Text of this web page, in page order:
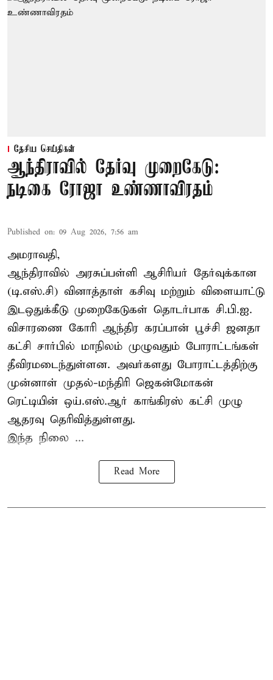
தேசிய செய்திகள்
ஆந்திராவில் தேர்வு முறைகேடு:
நடிகை ரோஜா உண்ணாவிரதம்
Published on: 09 Aug 2026, 7:56 am
அமராவதி,
ஆந்திராவில் அரசுப்பள்ளி ஆசிரியர் தேர்வுக்கான
(டி.எஸ்.சி) வினாத்தாள் கசிவு மற்றும் விளையாட்டு
இடஒதுக்கீடு முறைகேடுகள் தொடர்பாக சி.பி.ஐ.
விசாரணை கோரி ஆந்திர கரப்பான் பூச்சி ஜனதா
கட்சி சார்பில் மாநிலம் முழுவதும் போராட்டங்கள்
தீவிரமடைந்துள்ளன. அவர்களது போராட்டத்திற்கு
முன்னாள் முதல்-மந்திரி ஜெகன்மோகன்
ரெட்டியின் ஒய்.எஸ்.ஆர் காங்கிரஸ் கட்சி முழு
ஆதரவு தெரிவித்துள்ளது.
இந்த நிலை ...
Read More